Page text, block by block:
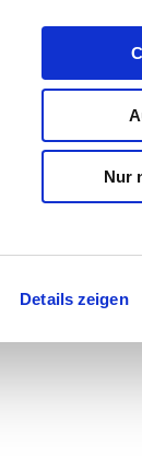
Details zeigen
Nur
uns